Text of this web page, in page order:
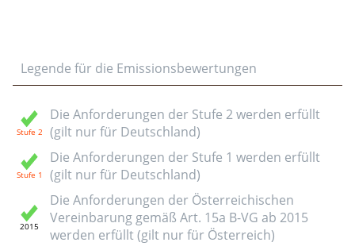
Legende für die Emissionsbewertungen
Die Anforderungen der Stufe 2 werden erfüllt
(gilt nur für Deutschland)
Die Anforderungen der Stufe 1 werden erfüllt
(gilt nur für Deutschland)
Die Anforderungen der Österreichischen
Vereinbarung gemäß Art. 15a B-VG ab 2015
werden erfüllt (gilt nur für Österreich)